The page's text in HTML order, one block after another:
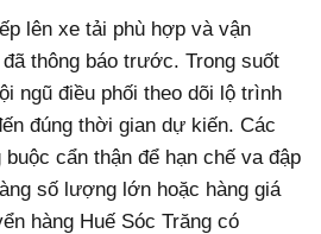
lên xe tải phù hợp và vận
thông báo trước. Trong suốt
ngũ điều phối theo dõi lộ trình
đúng thời gian dự kiến. Các
cẩn thận để hạn chế va đập
số lượng lớn hoặc hàng giá
hàng Huế Sóc Trăng có